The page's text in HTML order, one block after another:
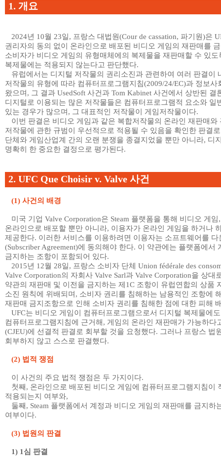
1. 개요
2024년 10월 23일, 프랑스 대법원(Cour de cassation, 파기원)은
권리자의 동의 없이 온라인으로 배포된 비디오 게임의 재판매를
소비자가 비디오 게임의 유형매체에의 복제물을 재판매할 수 있
복제물에는 적용되지 않는다고 판단했다.
유럽에서는 디지털 저작물의 권리소진과 관련하여 여러 판결이
저작물의 유형에 따라 컴퓨터프로그램지침(2009/24/EC)과 정보사
왔으며 , 그 결과 UsedSoft 사건 과 Tom Kabinet 사건 에서 상반된 결
디지털로 이용되는 많은 저작물들은 컴퓨터프로그램적 요소와 일
있는 경우가 많으며 , 그 대표적인 저작물이 게임저작물이다.
이번 판결은 비디오 게임과 같은 복합저작물의 온라인 재판매
저작물에 관한 규범이 우선적으로 적용될 수 있음을 확인한 판결
단체와 게임산업계 간의 오랜 분쟁을 종결지었을 뿐만 아니라, 디
명확히 한 중요한 결정으로 평가된다.
2. UFC Que Choisir v. Valve 사건
(1)사건의 배경
미국 기업Valve Corporation은 Steam 플랫폼을 통해 비디오 게임
온라인으로 배포할 뿐만 아니라, 이용자가 온라인 게임을 하거나
제공한다. 이러한 서비스를 이용하려면 이용자는 소프트웨어를
(Subscriber Agreement)에 동의해야 한다. 이 약관에는 플랫폼에서
금지하는 조항이 포함되어 있다.
2015년 12월 28일, 프랑스 소비자 단체Union fédérale des
Valve Corporation의 자회사 Valve Sarl과 Valve Corporation을 상대
약관의 재판매 및 이전을 금지하는 제 1C 조항이 유럽연합의 상품
소진 원칙에 위배되며 , 소비자 권리를 침해하는 남용적인 조항에
재판매 금지조항으로 인해 소비자 권리를 침해한 점에 대한 피해
UFC는 비디오 게임이 컴퓨터프로그램으로서 디지털 복제물에
컴퓨터프로그램지침에 근거해 , 게임의 온라인 재판매가 가능하다
(CJEU)에 선결적 판결로 회부할 것을 요청했다. 그러나 프랑스 법
회부하지 않고 스스로 판결했다.
(2) 법적 쟁점
이 사건의 주요 법적 쟁점은 두 가지이다.
첫째 , 온라인으로 배포된 비디오 게임에 컴퓨터프로그램지침이
적용되는지 여부와,
둘째 , Steam 플랫폼에서 계정과 비디오 게임의 재판매를 금지하
여부이다.
(3) 법원의 판결
1) 1 심 판결